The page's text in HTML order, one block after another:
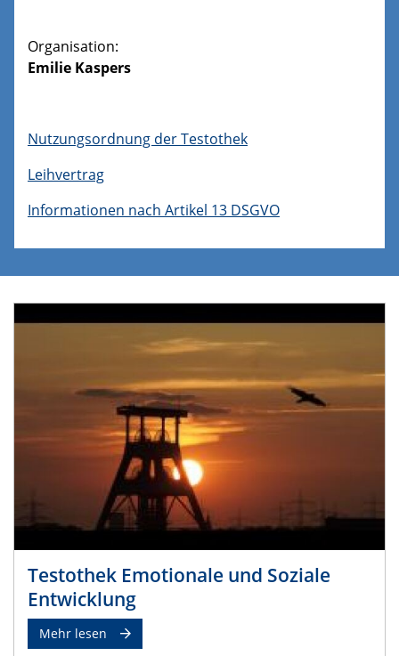
Organisation:
Emilie Kaspers
Nutzungsordnung der Testothek
Leihvertrag
Informationen nach Artikel 13 DSGVO
Testothek Emotionale und Soziale
Entwicklung
Mehr lesen